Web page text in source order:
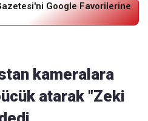
Google Favorilerine
kameralara
atarak "Zeki